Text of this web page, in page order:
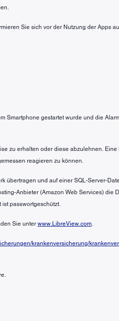
Sie sich vor der Nutzung der Apps
gestartet wurde und die
zu erhalten oder diese abzulehnen.
reagieren zu können.
übertragen und auf einer SQL-Server-
Anbieter (Amazon Web Services) die
passwortgeschützt.
Sie unter www.LibreView.com.
krankenversicherung/